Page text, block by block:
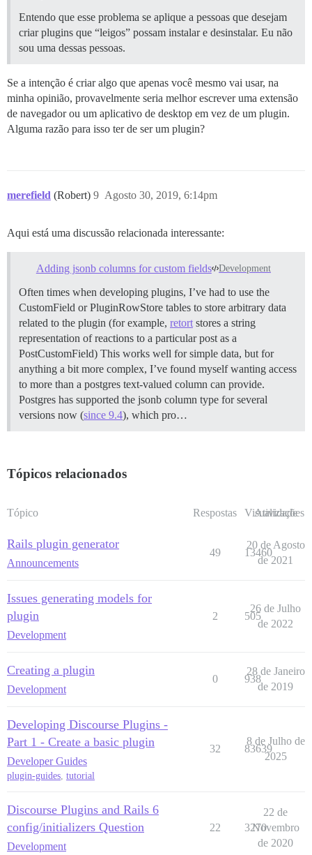
Entendo que esse problema se aplique a pessoas que desejam
criar plugins que “leigos” possam instalar e desinstalar. Eu não
sou uma dessas pessoas.
Se a intenção é criar algo que apenas você mesmo vai usar, na
minha opinião, provavelmente seria melhor escrever uma extensão
de navegador ou um aplicativo de desktop em vez de um plugin.
Alguma razão para isso ter de ser um plugin?
merefield (Robert) Agosto 30, 2019, 6:14pm
9
Aqui está uma discussão relacionada interessante:
Adding jsonb columns for custom fields Development
Often times when developing plugins, I’ve had to use the
CustomField or PluginRowStore tables to store arbitrary data
related to the plugin (for example, retort stores a string
representation of reactions to a particular post as a
PostCustomField) This works well for simple data, but for
anything a bit more complex, I’ve found myself wanting access
to more than a postgres text-valued column can provide.
Postgres has supported the jsonb column type for several
versions now (since 9.4), which pro…
Tópicos relacionados
Tópico Respostas Visualizações
Atividade
Rails plugin generator
Announcements
49 13460
20 de Agosto
de 2021
Issues generating models for
plugin
Development
2 505
26 de Julho
de 2022
Creating a plugin
Development
0 938
28 de Janeiro
de 2019
Developing Discourse Plugins -
Part 1 - Create a basic plugin
Developer Guides
plugin-guides tutorial
32 83639
8 de Julho de
2025
Discourse Plugins and Rails 6
config/initializers Question
Development
22 3270
22 de
Novembro
de 2020